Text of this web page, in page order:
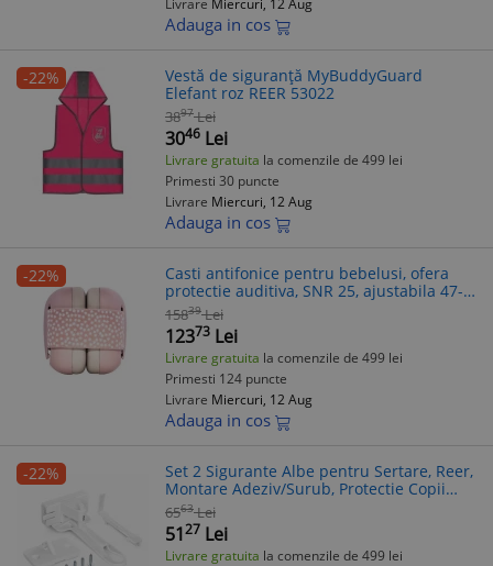
Livrare Miercuri, 12 Aug
Adauga in cos
-22%
Vestă de siguranță MyBuddyGuard
Elefant roz REER 53022
3897 Lei
3046 Lei
Livrare gratuita la comenzile de 499 lei
Primesti 30 puncte
Livrare Miercuri, 12 Aug
Adauga in cos
-22%
Casti antifonice pentru bebelusi, ofera
protectie auditiva, SNR 25, ajustabila 47-
54 cm, 12+ luni, roz, Reer SilentGuard
Baby 53074
15839 Lei
12373 Lei
Livrare gratuita la comenzile de 499 lei
Primesti 124 puncte
Livrare Miercuri, 12 Aug
Adauga in cos
-22%
Set 2 Sigurante Albe pentru Sertare, Reer,
Montare Adeziv/Surub, Protectie Copii
Sertar Tacâmuri, Testate EN 16948
6563 Lei
5127 Lei
Livrare gratuita la comenzile de 499 lei